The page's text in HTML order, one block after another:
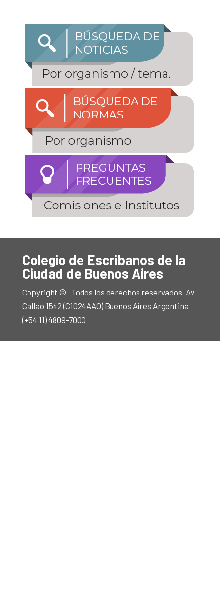
Colegio de Escribanos de la
Ciudad de Buenos Aires
Copyright © . Todos los derechos reservados. Av.
Callao 1542 (C1024AAO) Buenos Aires Argentina
(+54 11) 4809-7000